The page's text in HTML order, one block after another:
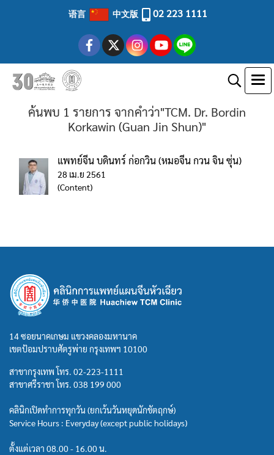
语言 中文版 02 223 1111
ค้นพบ 1 รายการ จากคำว่า"TCM. Dr. Bordin
Korkawin (Guan Jin Shun)"
แพทย์จีน บดินทร์ ก่อกวิน (หมอจีน กวน จิน ซุ่น)
28 เม.ย 2561
(Content)
14 ซอยนาคเกษม แขวงคลองมหานาค
เขตป้อมปราบศัตรูพ่าย กรุงเทพฯ 10100
สาขากรุงเทพ โทร. 02-223-1111
สาขาศรีราชา โทร. 038 199 000
คลินิกเปิดทำการทุกวัน (ยกเว้นวันหยุดนักขัตฤกษ์)
Service Hours : Everyday (except public holidays)
ตั้งแต่เวลา 08.00 - 16.00 น.